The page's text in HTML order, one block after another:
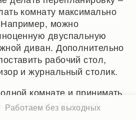
комнату максимально
можно
двуспальную
диван. Дополнительно
рабочий стол,
и журнальный столик.
комнате и принимать
и отдыхать по ночам.
Работаем без выходных